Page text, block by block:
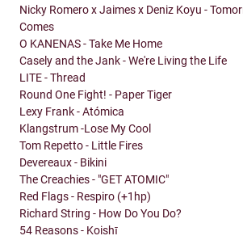
Nicky Romero x Jaimes x Deniz Koyu -
Comes
O KANENAS - Take Me Home
Casely and the Jank - We're Living the Life
LITE - Thread
Round One Fight! - Paper Tiger
Lexy Frank - Atómica
Klangstrum -Lose My Cool
Tom Repetto - Little Fires
Devereaux - Bikini
The Creachies - "GET ATOMIC"
Red Flags - Respiro (+1hp)
Richard String - How Do You Do?
54 Reasons - Koishī